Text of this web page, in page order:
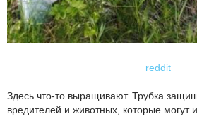
reddit
Здесь что-то выращивают. Трубка
вредителей и животных, которые могут